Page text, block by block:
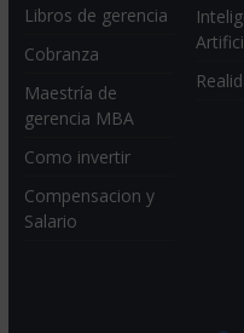
Libros de gerencia
Cobranza
Maestría de
gerencia MBA
Como invertir
Compensacion y
Salario